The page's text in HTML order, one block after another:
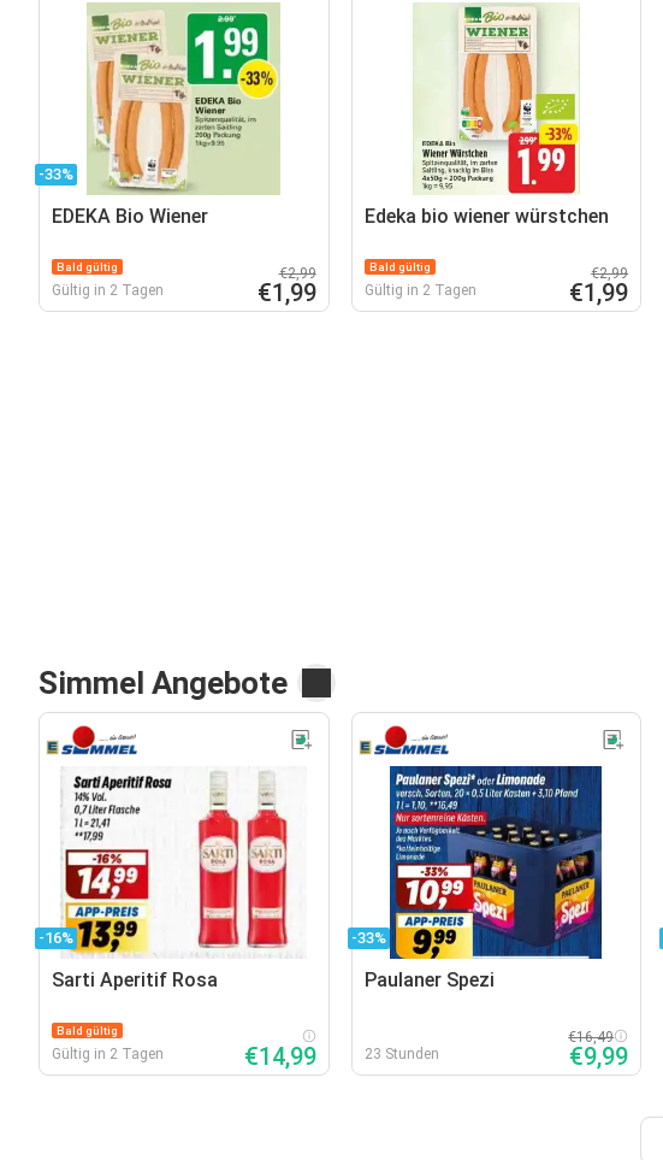
-33%
EDEKA Bio Wiener
Bald gültig
Gültig in 2 Tagen
€2,99
€1,99
Edeka bio wiener würstchen
Bald gültig
Gültig in 2 Tagen
€2,99
€1,99
Simmel Angebote
-16%
Sarti Aperitif Rosa
Bald gültig
Gültig in 2 Tagen €14,99
-33%
Paulaner Spezi
23 Stunden
€16,49
€9,99